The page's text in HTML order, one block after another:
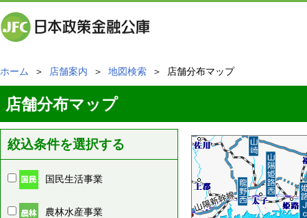
ホーム ＞ 店舗案内 ＞ 地図検索 ＞ 店舗分布マップ
店舗分布マップ
絞込条件を選択する
国民生活事業
農林水産事業